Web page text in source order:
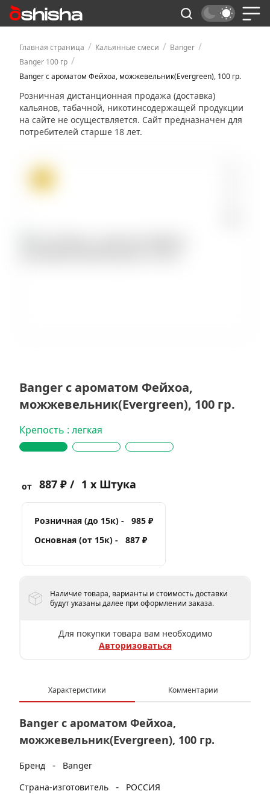
Главная страница / Кальянные смеси / Banger /
Banger 100 гр /
Banger с ароматом Фейхоа, можжевельник(Evergreen), 100 гр.
Розничная дистанционная продажа (доставка)
кальянов, табачной, никотинсодержащей продукции
на сайте не осуществляется. Сайт предназначен для
потребителей старше 18 лет.
Banger с ароматом Фейхоа,
можжевельник(Evergreen), 100 гр.
Крепость : легкая
от 887 ₽ / 1 x Штука
Розничная (до 15к) -
985 ₽
Основная (от 15к) -
887 ₽
Наличие товара, варианты и стоимость доставки
будут указаны далее при оформлении заказа.
Для покупки товара вам необходимо
Авторизоваться
Характеристики Комментарии
Banger с ароматом Фейхоа,
можжевельник(Evergreen), 100 гр.
Бренд -
Banger
Страна-изготовитель
-
РОССИЯ